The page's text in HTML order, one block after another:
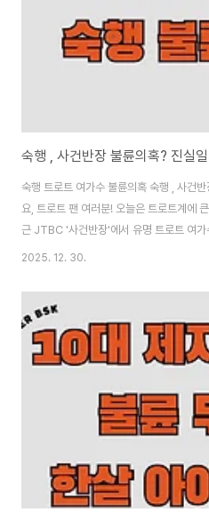
숙행 , 사건반장 불륜의혹? 진실
숙행 트로트 여가수 불륜의혹 숙행 , 사건
요, 트로트 팬 여러분! 오늘은 트로트계에
근 JTBC '사건반장'에서 유명 트로트 여가
되면서, 누리꾼들의 추적이 이어졌고 그
니죠?")이 쏟아지자 결국 댓글창을 막아
수와 유부남의 포옹·입맞춤 장면이 담겨 충
'사건반장' 제보 내용, CCTV 증거, 숙행 의
이 논란이 트로트계에 미치는 영향까지
2025. 12. 30.